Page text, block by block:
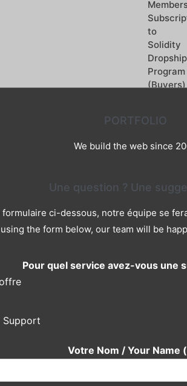
PORTFOLIO
We build the web since
Une question ? Une
ci-dessous, notre équipe se
using the form below, our team will be
Pour quel service avez-vous une
Support
Votre Nom / Your Name